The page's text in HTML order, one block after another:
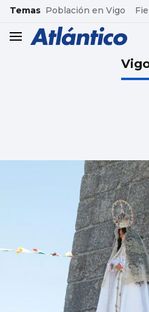
common.go-to-content
Temas Población en Vigo
header.menu.open